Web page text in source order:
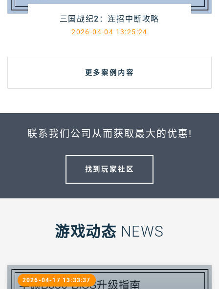
三国战纪2：连招中断攻略
2026-04-04 13:25:24
更多案例内容
联系我们公司从而获取最大的优惠!
找到玩家社区
游戏动态 NEWS
2026-04-17 13:33:37